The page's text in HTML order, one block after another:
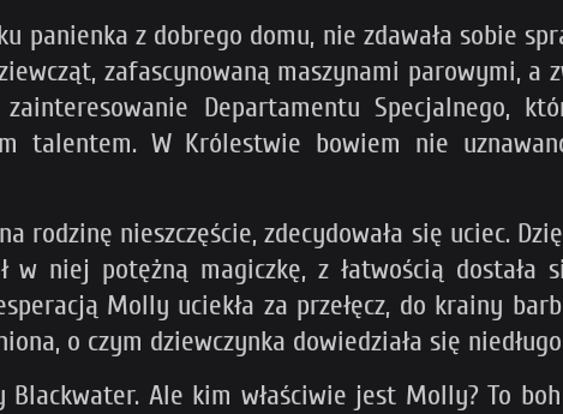
panienka z dobrego domu, nie zdawała sobie
zafascynowaną maszynami parowymi, a
Departamentu Specjalnego,
talentem. W Królestwie bowiem nie
rodzinę nieszczęście, zdecydowała się uciec.
w niej potężną magiczkę, z łatwością dostała
Molly uciekła za przełęcz, do krainy
o czym dziewczynka dowiedziała się
Blackwater. Ale kim właściwie jest Molly? To